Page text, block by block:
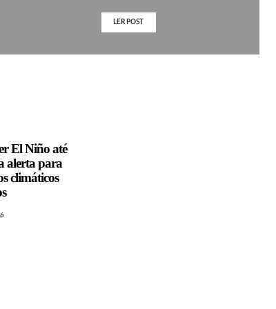
LER POST
El Niño até
alerta para
climáticos